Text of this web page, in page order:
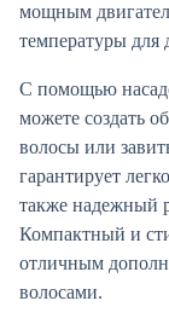
мощным
температуры для
С помощью
можете создать
волосы или
гарантирует
также надежный
Компактный и
отличным
волосами.